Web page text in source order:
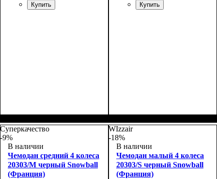
Купить Купить
74х50х33+5
Суперкачество
-9%
В наличии
Чемодан средний 4 колеса
20303/M черный Snowball
(Франция)
WIzzair
-18%
В наличии
Чемодан малый 4 колеса
20303/S черный Snowball
(Франция)